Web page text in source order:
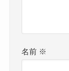
名前 ※